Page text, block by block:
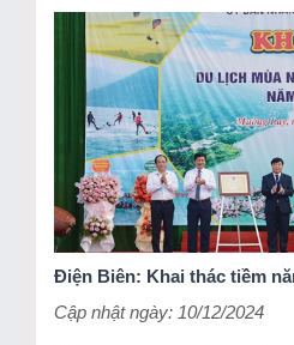
TIN KHÁC
Điện Biên: Khai thác tiềm
Cập nhật ngày: 10/12/2024